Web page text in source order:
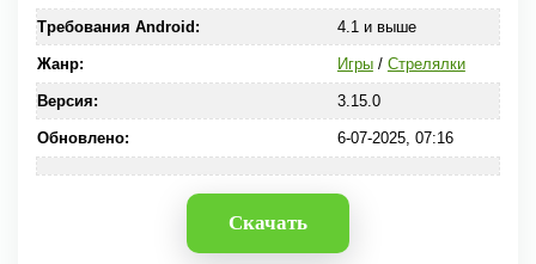
Требования Android: 4.1 и выше
Жанр: Игры/ Стрелялки
Версия: 3.15.0
Обновлено: 6-07-2025, 07:16
Скачать